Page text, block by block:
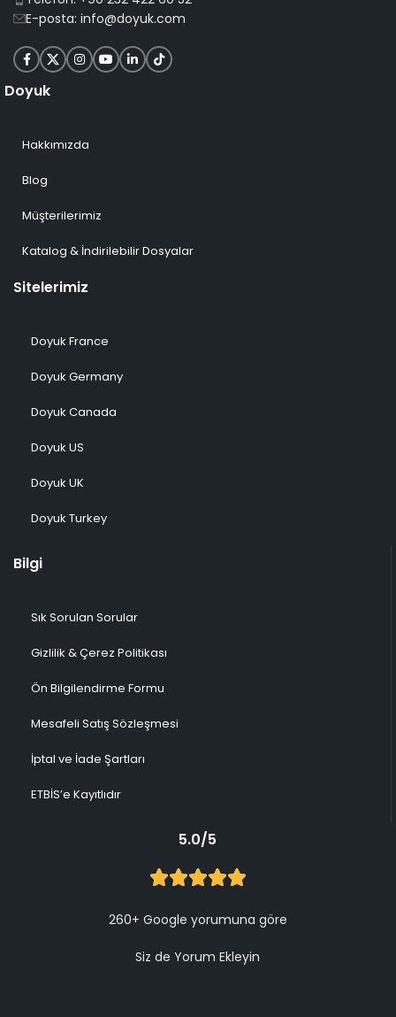
E-posta: info@doyuk.com
Doyuk
Hakkımızda
Blog
Müşterilerimiz
Katalog & İndirilebilir Dosyalar
Sitelerimiz
Doyuk France
Doyuk Germany
Doyuk Canada
Doyuk US
Doyuk UK
Doyuk Turkey
Bilgi
Sık Sorulan Sorular
Gizlilik & Çerez Politikası
Ön Bilgilendirme Formu
Mesafeli Satış Sözleşmesi
İptal ve İade Şartları
ETBİS’e Kayıtlıdır
5.0/5
260+ Google yorumuna göre
Siz de Yorum Ekleyin